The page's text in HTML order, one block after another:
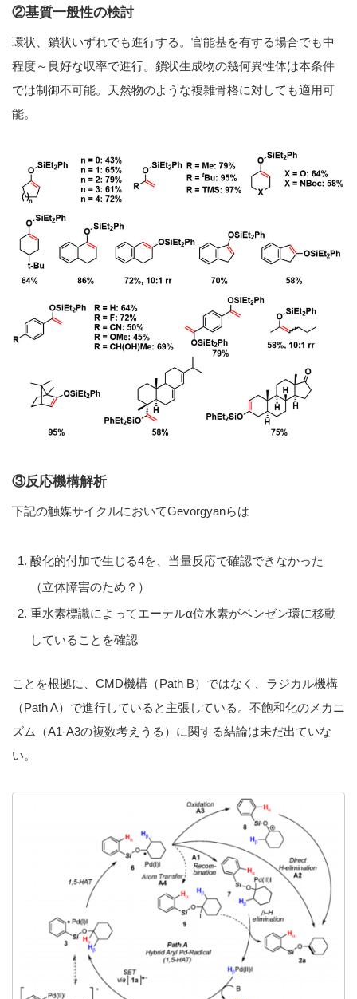
②基質一般性の検討
環状、鎖状いずれでも進行する。官能基を有する場合でも中
程度～良好な収率で進行。鎖状生成物の幾何異性体は本条件
では制御不可能。天然物のような複雑骨格に対しても適用可
能。
③反応機構解析
下記の触媒サイクルにおいてGevorgyanらは
酸化的付加で生じる4を、当量反応で確認できなかった
（立体障害のため？）
重水素標識によってエーテルα位水素がベンゼン環に移動
していることを確認
ことを根拠に、CMD機構（Path B）ではなく、ラジカル機構
（Path A）で進行していると主張している。不飽和化のメカニ
ズム（A1-A3の複数考えうる）に関する結論は未だ出ていな
い。